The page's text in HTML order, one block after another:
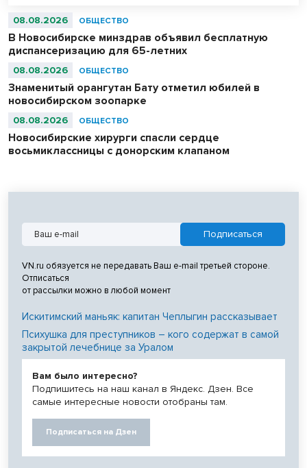
08.08.2026 ОБЩЕСТВО
В Новосибирске минздрав объявил бесплатную
диспансеризацию для 65-летних
08.08.2026 ОБЩЕСТВО
Знаменитый орангутан Бату отметил юбилей в
новосибирском зоопарке
08.08.2026 ОБЩЕСТВО
Новосибирские хирурги спасли сердце
восьмиклассницы с донорским клапаном
VN.ru обязуется не передавать Ваш e-mail третьей стороне.
Отписаться
от рассылки можно в любой момент
Искитимский маньяк: капитан Чеплыгин рассказывает
Психушка для преступников – кого содержат в самой
закрытой лечебнице за Уралом
Вам было интересно?
Подпишитесь на наш канал в Яндекс. Дзен. Все
самые интересные новости отобраны там.
Подписаться на Дзен